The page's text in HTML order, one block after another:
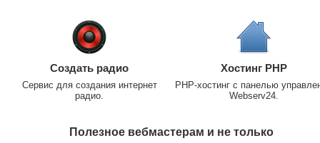
Создать радио
Сервис для создания интернет
радио.
Хостинг PHP
PHP-хостинг с панелью
Webserv24.
Полезное вебмастерам и не только